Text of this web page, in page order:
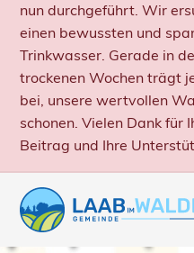
nun durchgeführt. Wir
einen bewussten und
Trinkwasser. Gerade in
trockenen Wochen trägt
bei, unsere wertvollen
schonen. Vielen Dank
Beitrag und Ihre